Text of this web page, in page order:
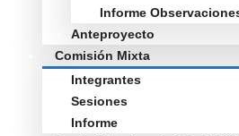
Informe
Anteproyecto
Comisión Mixta
Integrantes
Sesiones
Informe